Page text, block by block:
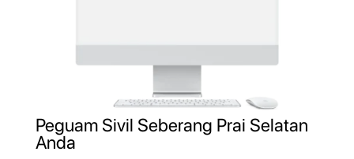
Peguam Sivil Seberang Prai Selatan
Anda